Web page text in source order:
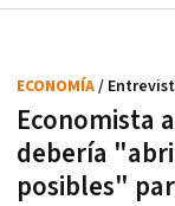
Economista
debería
posibles"
ECONOMÍA/